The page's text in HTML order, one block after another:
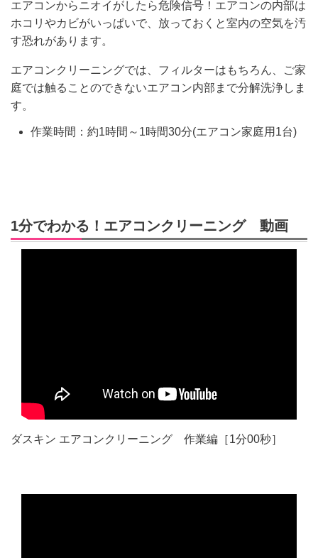
エアコンからニオイがしたら危険信号！エアコンの内部は
ホコリやカビがいっぱいで、放っておくと室内の空気を汚
す恐れがあります。
エアコンクリーニングでは、フィルターはもちろん、ご家
庭では触ることのできないエアコン内部まで分解洗浄しま
す。
作業時間：約1時間～1時間30分(エアコン家庭用1台)
1分でわかる！エアコンクリーニング 動画
ダスキン エアコンクリーニング 作業編［1分00秒］